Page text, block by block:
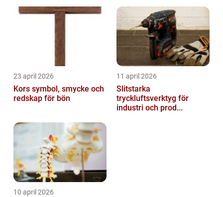
23 april 2026
Kors symbol, smycke och
redskap för bön
11 april 2026
Slitstarka
tryckluftsverktyg för
industri och prod...
10 april 2026